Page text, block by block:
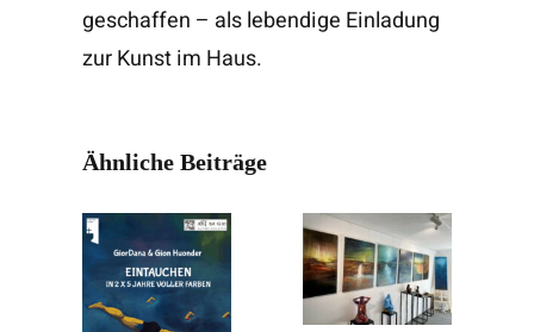
geschaffen – als lebendige Einladung
zur Kunst im Haus.
Ähnliche Beiträge